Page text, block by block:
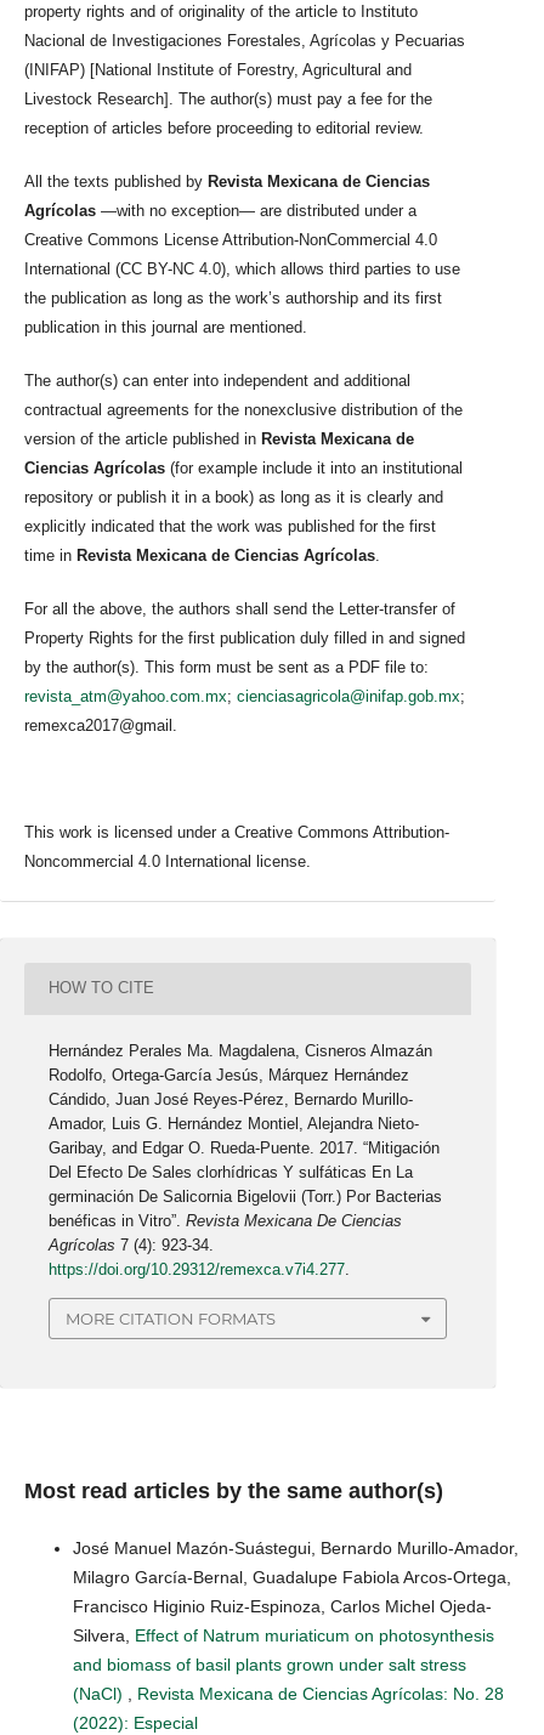
property rights and of originality of the article to Instituto
Nacional de Investigaciones Forestales, Agrícolas y Pecuarias
(INIFAP) [National Institute of Forestry, Agricultural and
Livestock Research]. The author(s) must pay a fee for the
reception of articles before proceeding to editorial review.
All the texts published by Revista Mexicana de Ciencias
Agrícolas —with no exception— are distributed under a
Creative Commons License Attribution-NonCommercial 4.0
International (CC BY-NC 4.0), which allows third parties to use
the publication as long as the work’s authorship and its first
publication in this journal are mentioned.
The author(s) can enter into independent and additional
contractual agreements for the nonexclusive distribution of the
version of the article published in Revista Mexicana de
Ciencias Agrícolas (for example include it into an institutional
repository or publish it in a book) as long as it is clearly and
explicitly indicated that the work was published for the first
time in Revista Mexicana de Ciencias Agrícolas
For all the above, the authors shall send the Letter-transfer of
Property Rights for the first publication duly filled in and signed
by the author(s). This form must be sent as a PDF file to:
revista_atm@yahoo.com.mx; cienciasagricola@inifap.gob.mx;
remexca2017@gmail.
This work is licensed under a Creative Commons Attribution-
Noncommercial 4.0 International license.
HOW TO CITE
Hernández Perales Ma. Magdalena, Cisneros Almazán
Rodolfo, Ortega-García Jesús, Márquez Hernández
Cándido, Juan José Reyes-Pérez, Bernardo Murillo-
Amador, Luis G. Hernández Montiel, Alejandra Nieto-
Garibay, and Edgar O. Rueda-Puente. 2017. “Mitigación
Del Efecto De Sales clorhídricas Y sulfáticas En La
germinación De Salicornia Bigelovii (Torr.) Por Bacterias
benéficas in Vitro”.Revista Mexicana De Ciencias
Agrícolas 7 (4): 923-34.
https://doi.org/10.29312/remexca.v7i4.277
MORE CITATION FORMATS
Most read articles by the same author(s)
José Manuel Mazón-Suástegui, Bernardo Murillo-Amador,
Milagro García-Bernal, Guadalupe Fabiola Arcos-Ortega,
Francisco Higinio Ruiz-Espinoza, Carlos Michel Ojeda-
Silvera, Effect of Natrum muriaticum on photosynthesis
and biomass of basil plants grown under salt stress
(NaCl) , Revista Mexicana de Ciencias Agrícolas: No. 28
(2022): Especial